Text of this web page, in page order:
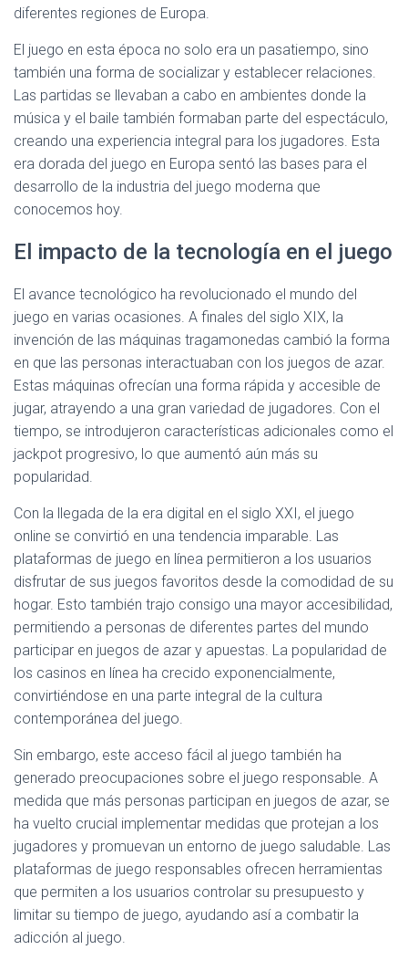
diferentes regiones de Europa.
El juego en esta época no solo era un pasatiempo, sino
también una forma de socializar y establecer relaciones.
Las partidas se llevaban a cabo en ambientes donde la
música y el baile también formaban parte del espectáculo,
creando una experiencia integral para los jugadores. Esta
era dorada del juego en Europa sentó las bases para el
desarrollo de la industria del juego moderna que
conocemos hoy.
El impacto de la tecnología en el juego
El avance tecnológico ha revolucionado el mundo del
juego en varias ocasiones. A finales del siglo XIX, la
invención de las máquinas tragamonedas cambió la forma
en que las personas interactuaban con los juegos de azar.
Estas máquinas ofrecían una forma rápida y accesible de
jugar, atrayendo a una gran variedad de jugadores. Con el
tiempo, se introdujeron características adicionales como el
jackpot progresivo, lo que aumentó aún más su
popularidad.
Con la llegada de la era digital en el siglo XXI, el juego
online se convirtió en una tendencia imparable. Las
plataformas de juego en línea permitieron a los usuarios
disfrutar de sus juegos favoritos desde la comodidad de su
hogar. Esto también trajo consigo una mayor accesibilidad,
permitiendo a personas de diferentes partes del mundo
participar en juegos de azar y apuestas. La popularidad de
los casinos en línea ha crecido exponencialmente,
convirtiéndose en una parte integral de la cultura
contemporánea del juego.
Sin embargo, este acceso fácil al juego también ha
generado preocupaciones sobre el juego responsable. A
medida que más personas participan en juegos de azar, se
ha vuelto crucial implementar medidas que protejan a los
jugadores y promuevan un entorno de juego saludable. Las
plataformas de juego responsables ofrecen herramientas
que permiten a los usuarios controlar su presupuesto y
limitar su tiempo de juego, ayudando así a combatir la
adicción al juego.